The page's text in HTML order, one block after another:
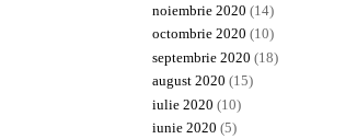
noiembrie 2020 (14)
octombrie 2020 (10)
septembrie 2020 (18)
august 2020 (15)
iulie 2020 (10)
iunie 2020 (5)